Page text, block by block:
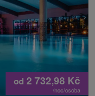
od 2 732,98 Kč
/noc/osoba